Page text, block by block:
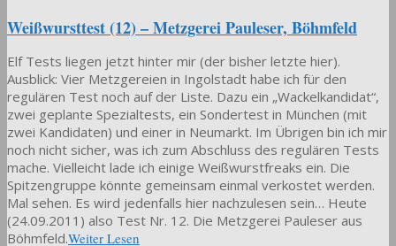
Weißwursttest (12) – Metzgerei Pauleser, Böhmfeld
Elf Tests liegen jetzt hinter mir (der bisher letzte hier).
Ausblick: Vier Metzgereien in Ingolstadt habe ich für den
regulären Test noch auf der Liste. Dazu ein „Wackelkandidat“,
zwei geplante Spezialtests, ein Sondertest in München (mit
zwei Kandidaten) und einer in Neumarkt. Im Übrigen bin ich mir
noch nicht sicher, was ich zum Abschluss des regulären Tests
mache. Vielleicht lade ich einige Weißwurstfreaks ein. Die
Spitzengruppe könnte gemeinsam einmal verkostet werden.
Mal sehen. Es wird jedenfalls hier nachzulesen sein… Heute
(24.09.2011) also Test Nr. 12. Die Metzgerei Pauleser aus
Böhmfeld.Weiter Lesen